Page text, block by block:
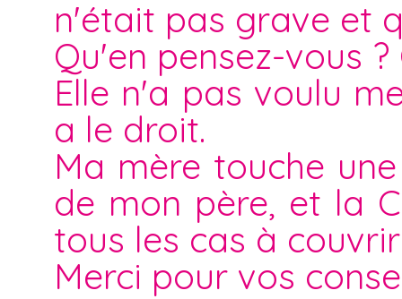
n'était pas grave et
Qu'en pensez-vous
Elle n'a pas voulu
a le droit.
Ma mère touche
de mon père, et la
tous les cas à
Merci pour vos